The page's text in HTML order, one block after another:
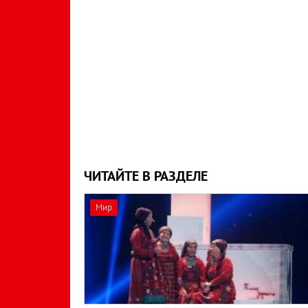
ЧИТАЙТЕ В РАЗДЕЛЕ
Мир